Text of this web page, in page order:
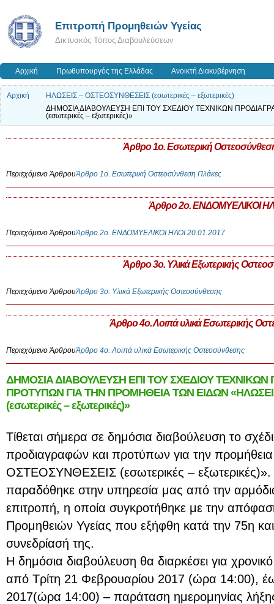
Επιτροπή Προμηθειών Υγείας
Δικτυακός Τόπος Διαβουλεύσεων
Αρχική Πρωθυπουργός της Ελλάδας Ανοικτή Διακυβέρνηση
Αρχική
ΗΛΩΣΕΙΣ – ΟΣΤΕΟΣΥΝΘΕΣΕΙΣ (εσωτερικές – εξωτερικές)
ΔΗΜΟΣΙΑ ΔΙΑΒΟΥΛΕΥΣΗ ΕΠΙ ΤΟΥ ΣΧΕΔΙΟΥ ΤΕΧΝΙΚΩΝ
(εσωτερικές – εξωτερικές)»
Άρθρο 1ο. Εσωτερική
Περιεχόμενο ΆρθρουΆρθρο 1ο. Εσωτερική Οστεοσύνθεση Πλάκες
Άρθρο 2ο. ΕΝΔΟΜΥΕΛΙΚΟΙ
Περιεχόμενο ΆρθρουΆρθρο 2ο. ΕΝΔΟΜΥΕΛΙΚΟΙ ΗΛΟΙ 20.01.2017
Άρθρο 3ο. Υλικά Εξωτερικής
Περιεχόμενο ΆρθρουΆρθρο 3ο. Υλικά Εξωτερικής Οστεοσύνθεσης
Άρθρο 4ο. Λοιπά υλικά Εσωτερικής
Περιεχόμενο ΆρθρουΆρθρο 4ο. Λοιπά υλικά Εσωτερικής Οστεοσύνθεσης
ΔΗΜΟΣΙΑ ΔΙΑΒΟΥΛΕΥΣΗ ΕΠΙ ΤΟΥ ΣΧΕΔΙΟΥ
ΠΡΟΤΥΠΩΝ ΓΙΑ ΤΗΝ ΠΡΟΜΗΘΕΙΑ ΤΩΝ ΕΙΔΩΝ
(εσωτερικές – εξωτερικές)»
Τίθεται σήμερα σε δημόσια διαβούλευση το
προδιαγραφών και προτύπων για την
ΟΣΤΕΟΣΥΝΘΕΣΕΙΣ (εσωτερικές – εξωτερικές)».
παραδόθηκε στην υπηρεσία μας από την
επιτροπή, η οποία συγκροτήθηκε με την
Προμηθειών Υγείας που εξήφθη κατά την 75η
συνεδρίασή της.
Η δημόσια διαβούλευση θα διαρκέσει για
από Τρίτη 21 Φεβρουαρίου 2017 (ώρα 14:00),
2017(ώρα 14:00) – παράταση ημερομηνίας